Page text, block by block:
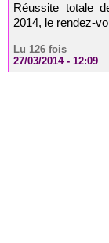
Réussite totale
2014, le rendez-
Lu 126 fois
27/03/2014 - 12:09